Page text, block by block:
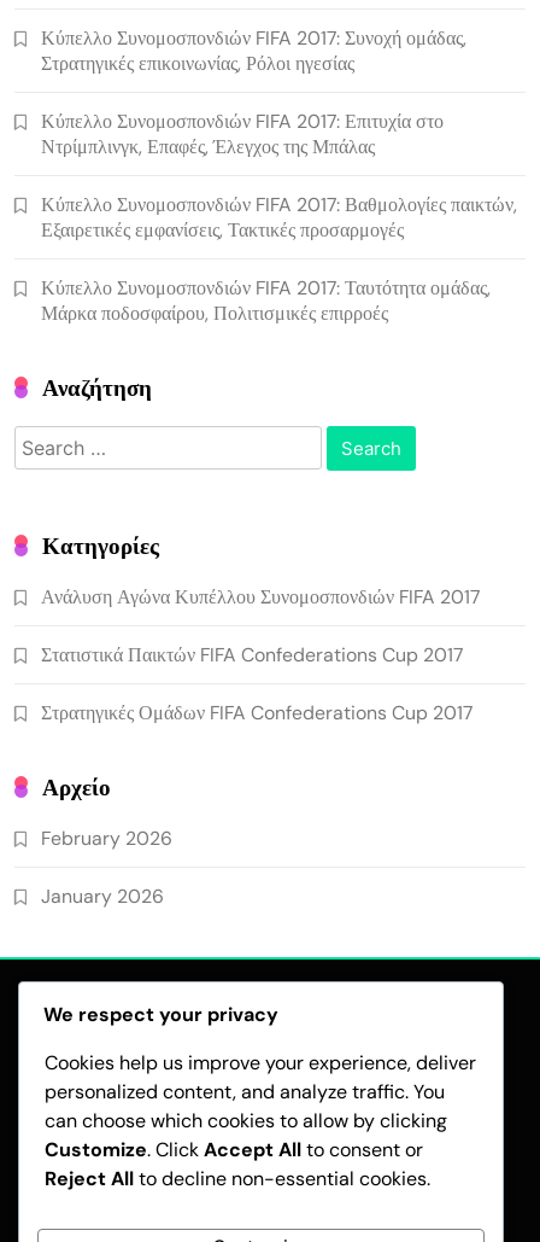
Κύπελλο Συνομοσπονδιών FIFA 2017: Συνοχή ομάδας,
Στρατηγικές επικοινωνίας, Ρόλοι ηγεσίας
Κύπελλο Συνομοσπονδιών FIFA 2017: Επιτυχία στο
Ντρίμπλινγκ, Επαφές, Έλεγχος της Μπάλας
Κύπελλο Συνομοσπονδιών FIFA 2017: Βαθμολογίες παικτών,
Εξαιρετικές εμφανίσεις, Τακτικές προσαρμογές
Κύπελλο Συνομοσπονδιών FIFA 2017: Ταυτότητα ομάδας,
Μάρκα ποδοσφαίρου, Πολιτισμικές επιρροές
Αναζήτηση
Search
for:
Κατηγορίες
Ανάλυση Αγώνα Κυπέλλου Συνομοσπονδιών FIFA 2017
Στατιστικά Παικτών FIFA Confederations Cup 2017
Στρατηγικές Ομάδων FIFA Confederations Cup 2017
Αρχείο
February 2026
January 2026
COOKIES ΚΑΙ ΠΑΡΑΚΟΛΟΎΘΗΣΗ
ΌΡΟΙ ΚΑΙ ΠΡΟΫΠΟΘΈΣΕΙΣ
ΕΠΙΚΟΙΝΩΝΉΣΤΕ ΜΑΖΊ ΜΑΣ
We respect your privacy
Cookies help us improve your experience, deliver
personalized content, and analyze traffic. You
can choose which cookies to allow by clicking
Customize. ClickAccept Allto consent or
Reject Allto decline non-essential cookies.